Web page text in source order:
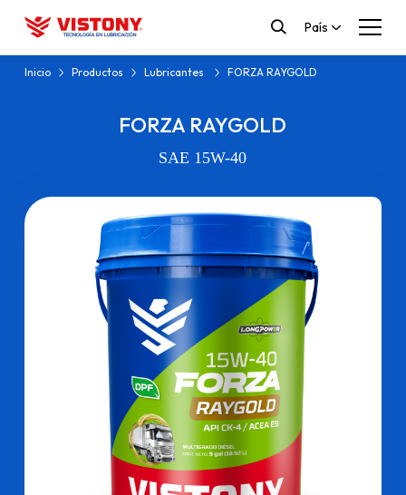
País
Inicio Productos Lubricantes FORZA RAYGOLD
FORZA RAYGOLD
SAE 15W-40